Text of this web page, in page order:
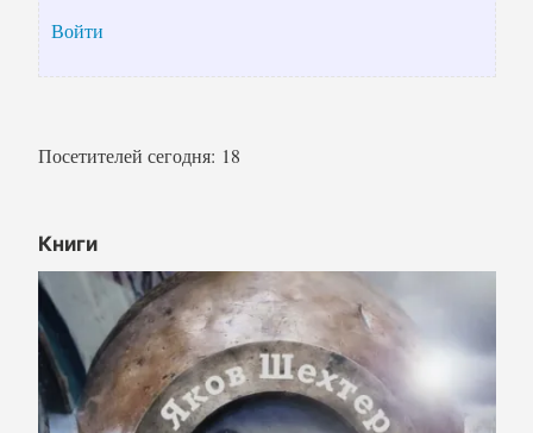
Войти
Посетителей сегодня: 18
Книги